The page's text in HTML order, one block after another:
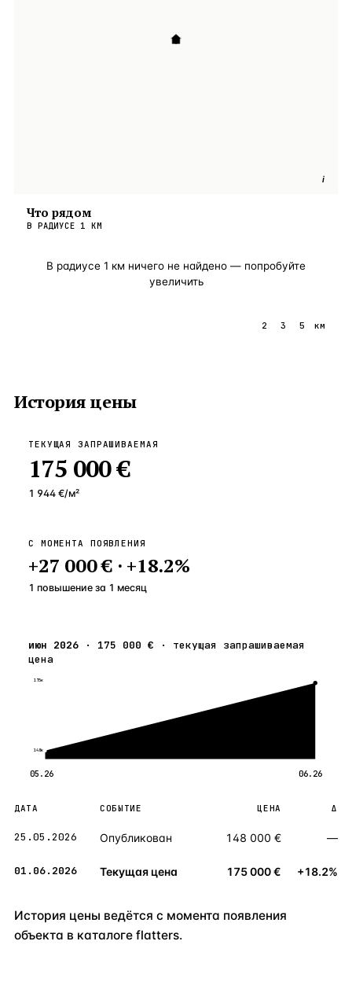
i
Что рядом
В РАДИУСЕ 1 КМ
В радиусе 1 км ничего не найдено — попробуйте
увеличить
2 3 5 км
История цены
ТЕКУЩАЯ ЗАПРАШИВАЕМАЯ
175 000 €
1 944 €/м²
С МОМЕНТА ПОЯВЛЕНИЯ
+27 000 €· +18.2%
1 повышение за 1 месяц
июн 2026 · 175 000 € · текущая запрашиваемая
цена
175к
148к
05.26 06.26
ДАТА СОБЫТИЕ ЦЕНА Δ
25.05.2026 Опубликован 148 000 € —
01.06.2026 Текущая цена 175 000 € +18.2%
История цены ведётся с момента появления
объекта в каталоге flatters.